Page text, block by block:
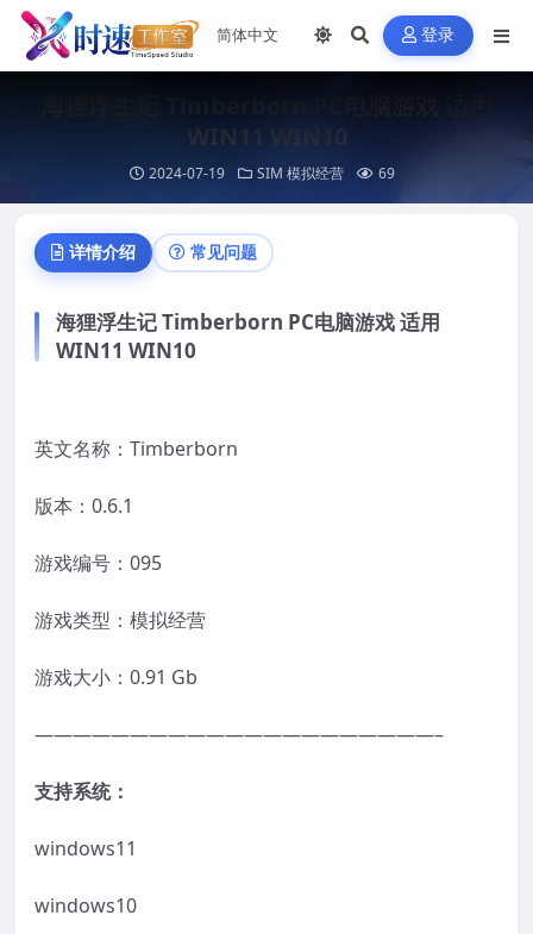
登录
WIN11 WIN10
2024-07-19 SIM 模拟经营 69
详情介绍 常见问题
海狸浮生记 Timberborn PC电脑游戏 适用
WIN11 WIN10
英文名称：Timberborn
版本：0.6.1
游戏编号：095
游戏类型：模拟经营
游戏大小：0.91 Gb
—————————————————————–
支持系统：
windows11
windows10